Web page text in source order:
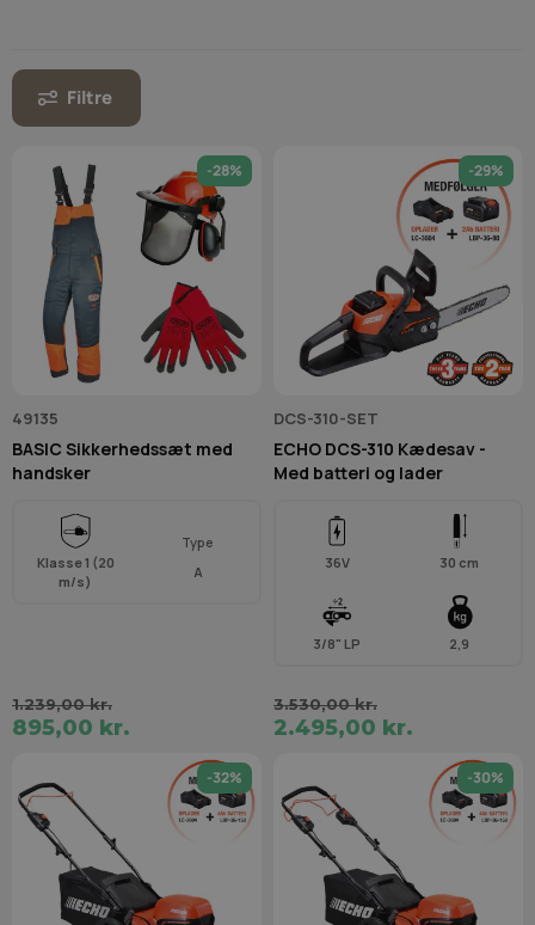
Filtre
-28%
49135
BASIC Sikkerhedssæt med
handsker
Klasse 1 (20
m/s)
Type
A
1.239,00 kr.
895,00 kr.
-29%
DCS-310-SET
ECHO DCS-310 Kædesav -
Med batteri og lader
36V 30 cm
3/8" LP 2,9
3.530,00 kr.
2.495,00 kr.
-32% -30%